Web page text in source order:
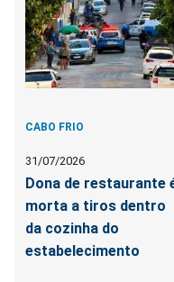
CABO FRIO
31/07/2026
Dona de restaurante
morta a tiros dentro
da cozinha do
estabelecimento